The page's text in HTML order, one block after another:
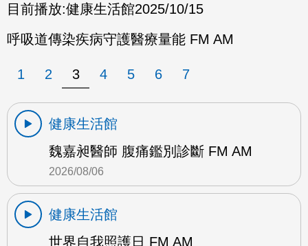
目前播放:健康生活館2025/10/15
呼吸道傳染疾病守護醫療量能 FM AM
1 2 3 4 5 6 7
健康生活館
魏嘉昶醫師 腹痛鑑別診斷 FM AM
2026/08/06
健康生活館
世界自我照護日 FM AM